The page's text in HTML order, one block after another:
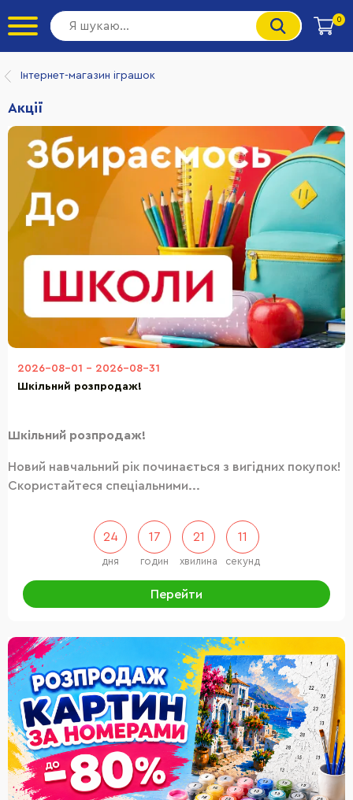
0
Інтернет-магазин іграшок
Акції
2026-08-01 - 2026-08-31
Шкільний розпродаж!
Шкільний розпродаж!
Новий навчальний рік починається з вигідних покупок!
Скористайтеся спеціальними...
24
дня
17
годин
21
хвилина
10
секунд
Перейти